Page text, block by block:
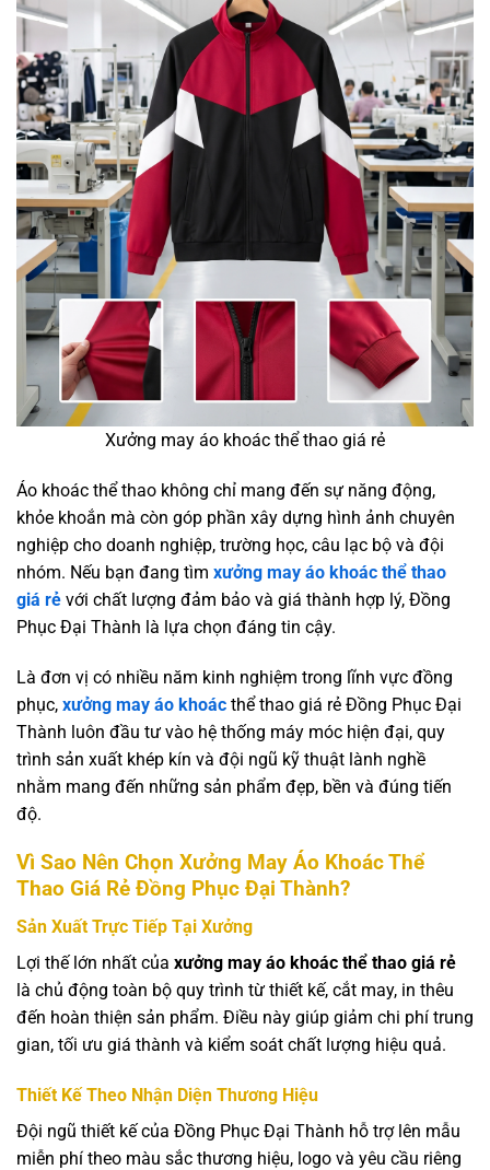
Xưởng may áo khoác thể thao giá rẻ
Áo khoác thể thao không chỉ mang đến sự năng động,
khỏe khoắn mà còn góp phần xây dựng hình ảnh chuyên
nghiệp cho doanh nghiệp, trường học, câu lạc bộ và đội
nhóm. Nếu bạn đang tìm xưởng may áo khoác thể thao
giá rẻ với chất lượng đảm bảo và giá thành hợp lý, Đồng
Phục Đại Thành là lựa chọn đáng tin cậy.
Là đơn vị có nhiều năm kinh nghiệm trong lĩnh vực đồng
phục, xưởng may áo khoác thể thao giá rẻ Đồng Phục Đại
Thành luôn đầu tư vào hệ thống máy móc hiện đại, quy
trình sản xuất khép kín và đội ngũ kỹ thuật lành nghề
nhằm mang đến những sản phẩm đẹp, bền và đúng tiến
độ.
Vì Sao Nên Chọn Xưởng May Áo Khoác Thể
Thao Giá Rẻ Đồng Phục Đại Thành?
Sản Xuất Trực Tiếp Tại Xưởng
Lợi thế lớn nhất của xưởng may áo khoác thể thao giá rẻ
là chủ động toàn bộ quy trình từ thiết kế, cắt may, in thêu
đến hoàn thiện sản phẩm. Điều này giúp giảm chi phí trung
gian, tối ưu giá thành và kiểm soát chất lượng hiệu quả.
Thiết Kế Theo Nhận Diện Thương Hiệu
Đội ngũ thiết kế của Đồng Phục Đại Thành hỗ trợ lên mẫu
miễn phí theo màu sắc thương hiệu, logo và yêu cầu riêng